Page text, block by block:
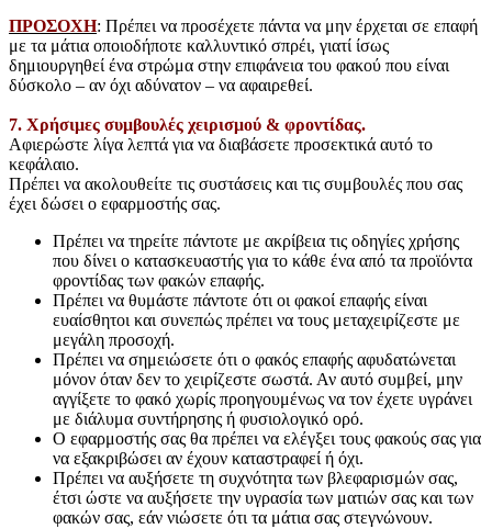
ΠΡΟΣΟΧΗ: Πρέπει να προσέχετε πάντα να μην έρχεται σε επαφή
με τα μάτια οποιοδήποτε καλλυντικό σπρέι, γιατί ίσως
δημιουργηθεί ένα στρώμα στην επιφάνεια του φακού που είναι
δύσκολο – αν όχι αδύνατον – να αφαιρεθεί.
7. Χρήσιμες συμβουλές χειρισμού & φροντίδας.
Αφιερώστε λίγα λεπτά για να διαβάσετε προσεκτικά αυτό το
κεφάλαιο.
Πρέπει να ακολουθείτε τις συστάσεις και τις συμβουλές που σας
έχει δώσει ο εφαρμοστής σας.
Πρέπει να τηρείτε πάντοτε με ακρίβεια τις οδηγίες χρήσης
που δίνει ο κατασκευαστής για το κάθε ένα από τα προϊόντα
φροντίδας των φακών επαφής.
Πρέπει να θυμάστε πάντοτε ότι οι φακοί επαφής είναι
ευαίσθητοι και συνεπώς πρέπει να τους μεταχειρίζεστε με
μεγάλη προσοχή.
Πρέπει να σημειώσετε ότι ο φακός επαφής αφυδατώνεται
μόνον όταν δεν το χειρίζεστε σωστά. Αν αυτό συμβεί, μην
αγγίξετε το φακό χωρίς προηγουμένως να τον έχετε υγράνει
με διάλυμα συντήρησης ή φυσιολογικό ορό.
Ο εφαρμοστής σας θα πρέπει να ελέγξει τους φακούς σας για
να εξακριβώσει αν έχουν καταστραφεί ή όχι.
Πρέπει να αυξήσετε τη συχνότητα των βλεφαρισμών σας,
έτσι ώστε να αυξήσετε την υγρασία των ματιών σας και των
φακών σας, εάν νιώσετε ότι τα μάτια σας στεγνώνουν.